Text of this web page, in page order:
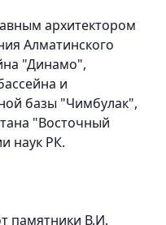
архитектором
Алматинского
"Динамо",
и
базы "Чимбулак",
"Восточный
наук РК.
памятники В.И.